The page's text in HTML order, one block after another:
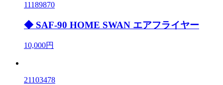
11189870
◆ SAF-90 HOME SWAN エアフライヤー
10,000円
21103478